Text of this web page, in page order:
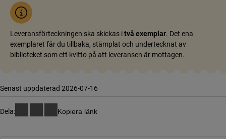
Leveransförteckningen ska skickas itvå exemplar. Det ena
exemplaret får du tillbaka, stämplat och undertecknat av
biblioteket som ett kvitto på att leveransen är mottagen.
Senast uppdaterad 2026-07-16
Dela: Kopiera länk